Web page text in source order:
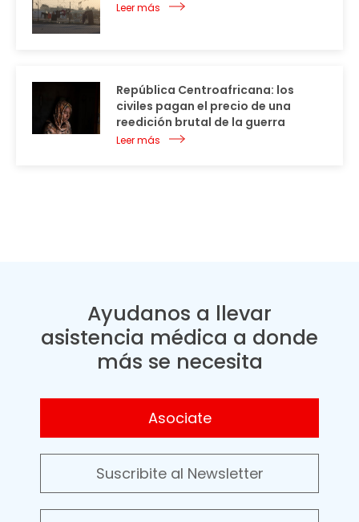
Leer más
República Centroafricana: los
civiles pagan el precio de una
reedición brutal de la guerra
Leer más
Ayudanos a llevar
asistencia médica a donde
más se necesita
Asociate
Suscribite al Newsletter